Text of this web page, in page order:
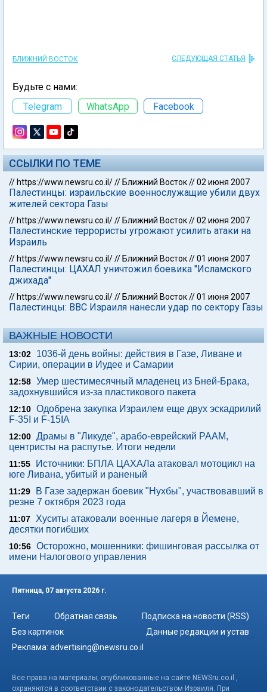
БЛИЖНИЙ ВОСТОК СЛЕДУЮЩАЯ СТАТЬЯ
Будьте с нами:
Telegram
WhatsApp Facebook
ССЫЛКИ ПО ТЕМЕ
// https://www.newsru.co.il/// Ближний Восток//02 июня 2007
Палестинцы: израильские военнослужащие убили двух
жителей сектора Газы
// https://www.newsru.co.il/// Ближний Восток//02 июня 2007
Палестинские террористы угрожают усилить атаки на
Израиль
// https://www.newsru.co.il/// Ближний Восток//01 июня 2007
Палестинцы: ЦАХАЛ уничтожил боевика "Исламского
джихада"
// https://www.newsru.co.il/// Ближний Восток//01 июня 2007
Палестинцы: ВВС Израиля нанесли удар по сектору Газы
ВАЖНЫЕ НОВОСТИ
13:02
1036-й день войны: действия в Газе, Ливане и
Сирии, операции в Иудее и Самарии
12:58 Умер шестимесячный младенец из Бней-Брака,
задохнувшийся из-за пластикового пакета
12:10 Одобрена закупка Израилем еще двух эскадрилий
F-35I и F-15IA
12:00 Драмы в "Ликуде", арабо-еврейский РААМ,
центристы на распутье. Итоги недели
11:55
Источники: БПЛА ЦАХАЛа атаковал мотоцикл на
юге Ливана, убитый и раненый
11:29
В Газе задержан боевик "Нухбы", участвовавший в
резне 7 октября 2023 года
11:07
Хуситы атаковали военные лагеря в Йемене,
десятки погибших
10:56 Осторожно, мошенники: фишинговая рассылка от
имени Налогового управления
Пятница, 07 августа 2026 г.
Теги Обратная связь
Подписка на новости (RSS)
Без картинок
Данные редакции и устав
Реклама: advertising@newsru.co.il
Все права на материалы, опубликованные на сайте NEWSru.co.il ,
охраняются в соответствии с законодательством Израиля. При